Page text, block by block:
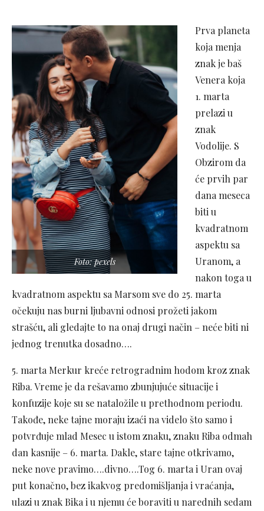
Foto: pexels
Prva planeta
koja menja
znak je baš
Venera koja
1. marta
prelazi u
znak
Vodolije. S
Obzirom da
će prvih par
dana meseca
biti u
kvadratnom
aspektu sa
Uranom, a
nakon toga u
kvadratnom aspektu sa Marsom sve do 25. marta
očekuju nas burni ljubavni odnosi prožeti jakom
strašću, ali gledajte to na onaj drugi način – neće biti ni
jednog trenutka dosadno….
5. marta Merkur kreće retrogradnim hodom kroz znak
Riba. Vreme je da rešavamo zbunjujuće situacije i
konfuzije koje su se nataložile u prethodnom periodu.
Takođe, neke tajne moraju izaći na videlo što samo i
potvrđuje mlad Mesec u istom znaku, znaku Riba odmah
dan kasnije – 6. marta. Dakle, stare tajne otkrivamo,
neke nove pravimo….divno….Tog 6. marta i Uran ovaj
put konačno, bez ikakvog predomišljanja i vraćanja,
ulazi u znak Bika i u njemu će boraviti u narednih sedam